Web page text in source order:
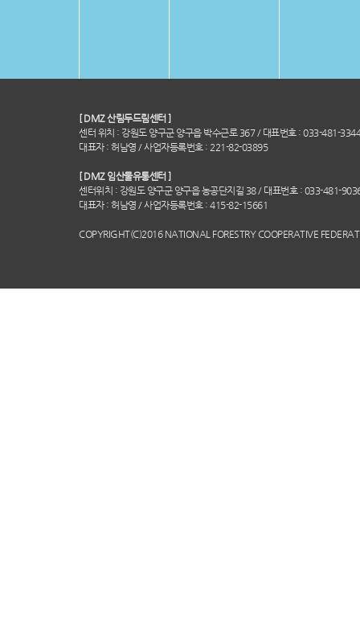
[ DMZ 산림두드림센터 ]
센터 위치 : 강원도 양구군 양구읍 박수근로 367 / 대표번호 : 033-481-
대표자 : 허남영 / 사업자등록번호 : 221-82-03895
[ DMZ 임산물유통센터 ]
센터위치 : 강원도 양구군 양구읍 농공단지길 38 / 대표번호 : 033-481-
대표자 : 허남영 / 사업자등록번호 : 415-82-15661
COPYRIGHT(C)2016 NATIONAL FORESTRY COOPERATIVE